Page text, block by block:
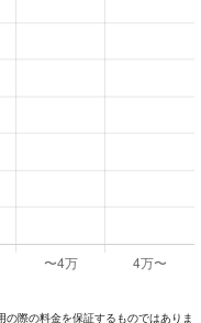
際の料⾦を保証するものではありま